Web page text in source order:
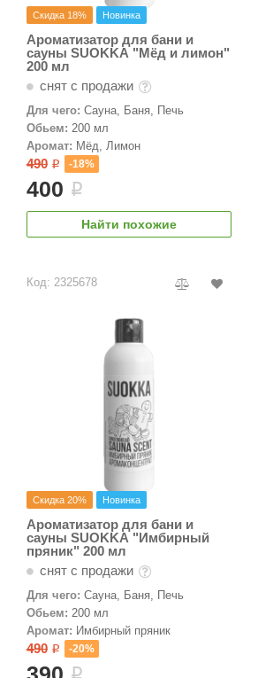
Скидка 18% Новинка
Ароматизатор для бани и
сауны SUOKKA "Мёд и лимон"
200 мл
снят с продажи
Для чего: Сауна, Баня, Печь
Обьем: 200 мл
Аромат: Мёд, Лимон
490 i -18%
400 i
Найти похожие
Код: 2325678
Скидка 20% Новинка
Ароматизатор для бани и
сауны SUOKKA "Имбирный
пряник" 200 мл
снят с продажи
Для чего: Сауна, Баня, Печь
Обьем: 200 мл
Аромат: Имбирный пряник
490 i -20%
i